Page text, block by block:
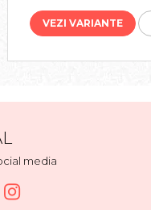
VEZI VARIANTE
media